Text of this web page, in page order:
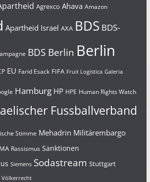
Agrexco Ahava Amazon
Apartheid Israel AXA BDS BDS-
BDS Berlin Berlin
EU Farid Esack FIFA Fruit Logistica Galeria
Hamburg HP HPE Human Rights Watch
Fussballverband
Stimme Mehadrin Militärembargo
Rassismus Sanktionen
Siemens Sodastream Stuttgart
Völkerrecht